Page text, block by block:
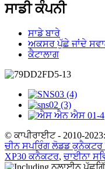
ਸਾਡੀ ਕੰਪਨੀ
ਸਾਡੇ ਬਾਰੇ
ਅਕਸਰ ਪੁੱਛੇ ਜਾਂਦੇ
ਕੈਟਾਲਾਗ
© ਕਾਪੀਰਾਈਟ - 2010-
ਚੀਨ ਸਪਰਿੰਗ ਲੋਡਡ
XP30 ਕਨੈਕਟਰ, ਚਾਈਨਾ